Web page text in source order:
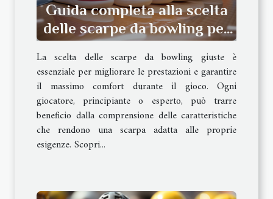
Guida completa alla scelta
delle scarpe da bowling per
ogni giocatore
La scelta delle scarpe da bowling giuste è
essenziale per migliorare le prestazioni e garantire
il massimo comfort durante il gioco. Ogni
giocatore, principiante o esperto, può trarre
beneficio dalla comprensione delle caratteristiche
che rendono una scarpa adatta alle proprie
esigenze. Scopri...